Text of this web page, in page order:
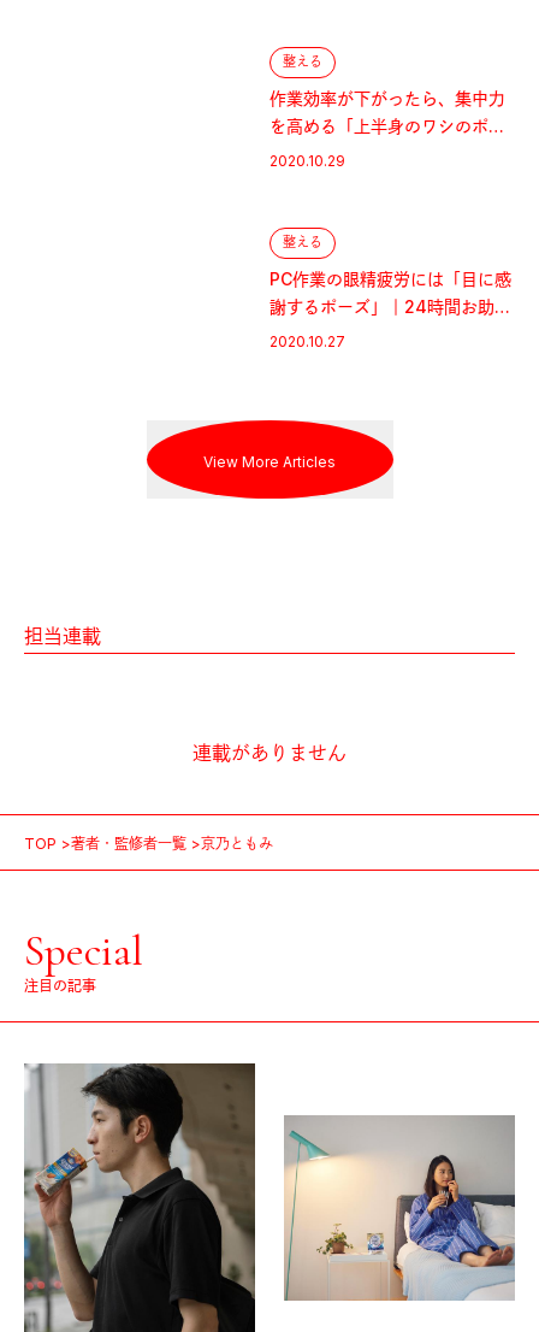
整える
作業効率が下がったら、集中力
を高める「上半身のワシのポー
ズ」｜24時間お助けヨガ
2020.10.29
整える
PC作業の眼精疲労には「目に感
謝するポーズ」｜24時間お助け
ヨガ
2020.10.27
View More Articles
担当連載
連載がありません
TOP 著者・監修者一覧 京乃ともみ
Special
注目の記事